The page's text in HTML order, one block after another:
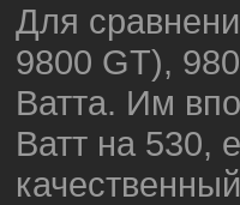
Для
9800 GT),
Ватта. Им
Ватт на 530,